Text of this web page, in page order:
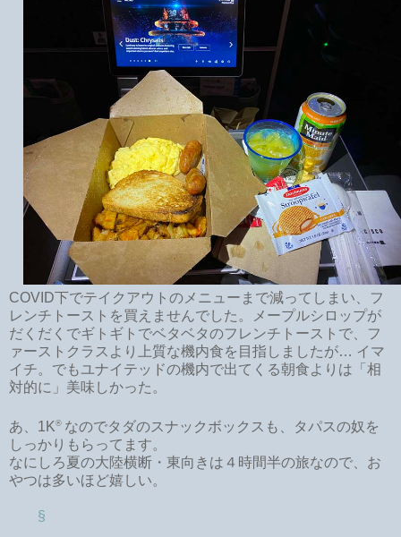
COVID下でテイクアウトのメニューまで減ってしまい、フ
レンチトーストを買えませんでした。メープルシロップが
だくだくでギトギトでベタベタのフレンチトーストで、フ
ァーストクラスより上質な機内食を目指しましたが… イマ
イチ。でもユナイテッドの機内で出てくる朝食よりは「相
対的に」美味しかった。
あ、1K® なのでタダのスナックボックスも、タパスの奴を
しっかりもらってます。
なにしろ夏の大陸横断・東向きは４時間半の旅なので、お
やつは多いほど嬉しい。
§